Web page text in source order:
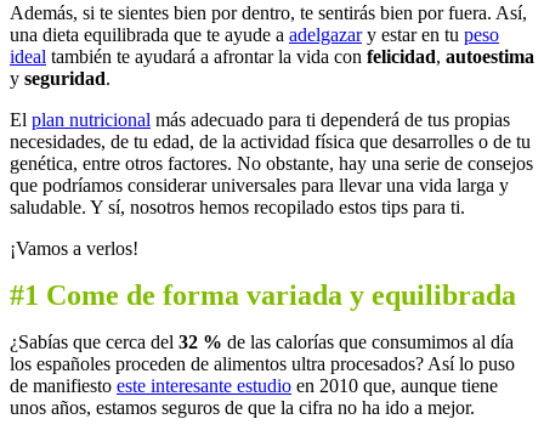
Además, si te sientes bien por dentro, te sentirás bien por fuera. Así,
una dieta equilibrada que te ayude a adelgazary estar en tu peso
ideal también te ayudará a afrontar la vida con felicidad, autoestima
y seguridad.
El plan nutricional más adecuado para ti dependerá de tus propias
necesidades, de tu edad, de la actividad física que desarrolles o de tu
genética, entre otros factores. No obstante, hay una serie de consejos
que podríamos considerar universales para llevar una vida larga y
saludable. Y sí, nosotros hemos recopilado estos tips para ti.
¡Vamos a verlos!
#1 Come de forma variada y equilibrada
¿Sabías que cerca del 32 % de las calorías que consumimos al día
los españoles proceden de alimentos ultra procesados? Así lo puso
de manifiesto este interesante estudio en 2010 que, aunque tiene
unos años, estamos seguros de que la cifra no ha ido a mejor.